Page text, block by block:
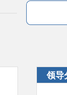
领导